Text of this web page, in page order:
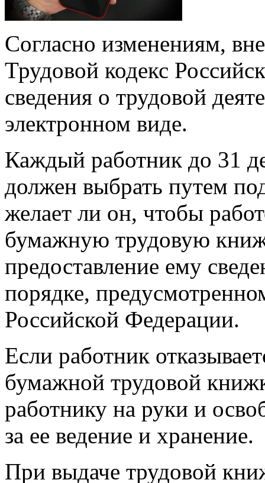
Согласно изменениям,
Трудовой кодекс
сведения о трудовой
электронном виде.
Каждый работник до 31
должен выбрать путем
желает ли он, чтобы
бумажную трудовую
предоставление ему
порядке,
Российской Федерации.
Если работник
бумажной трудовой
работнику на руки и
за ее ведение и хранение.
При выдаче трудовой